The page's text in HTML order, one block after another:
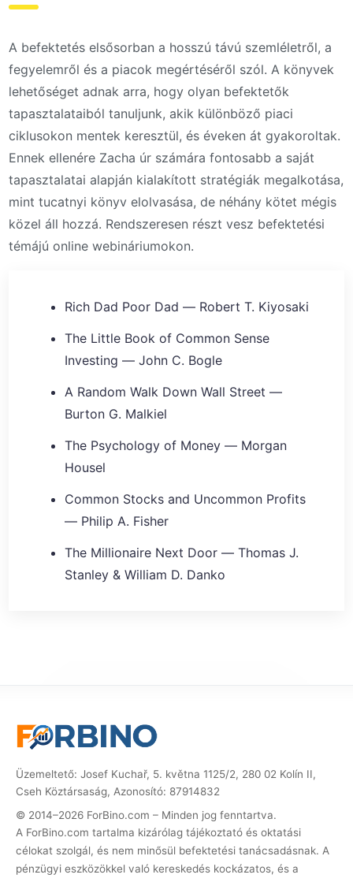
A befektetés elsősorban a hosszú távú szemléletről, a
fegyelemről és a piacok megértéséről szól. A könyvek
lehetőséget adnak arra, hogy olyan befektetők
tapasztalataiból tanuljunk, akik különböző piaci
ciklusokon mentek keresztül, és éveken át gyakoroltak.
Ennek ellenére Zacha úr számára fontosabb a saját
tapasztalatai alapján kialakított stratégiák megalkotása,
mint tucatnyi könyv elolvasása, de néhány kötet mégis
közel áll hozzá. Rendszeresen részt vesz befektetési
témájú online webináriumokon.
Rich Dad Poor Dad — Robert T. Kiyosaki
The Little Book of Common Sense
Investing — John C. Bogle
A Random Walk Down Wall Street —
Burton G. Malkiel
The Psychology of Money — Morgan
Housel
Common Stocks and Uncommon Profits
— Philip A. Fisher
The Millionaire Next Door — Thomas J.
Stanley & William D. Danko
Üzemeltető: Josef Kuchař, 5. května 1125/2, 280 02 Kolín II,
Cseh Köztársaság, Azonosító: 87914832
© 2014–2026 ForBino.com – Minden jog fenntartva.
A ForBino.com tartalma kizárólag tájékoztató és oktatási
célokat szolgál, és nem minősül befektetési tanácsadásnak. A
pénzügyi eszközökkel való kereskedés kockázatos, és a